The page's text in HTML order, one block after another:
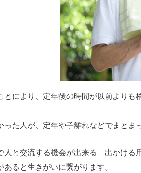
とにより、定年後の時間が以前よりも
った人が、定年や子離れなどでまと
人と交流する機会が出来る、出かけ
ると生きがいに繋がります。